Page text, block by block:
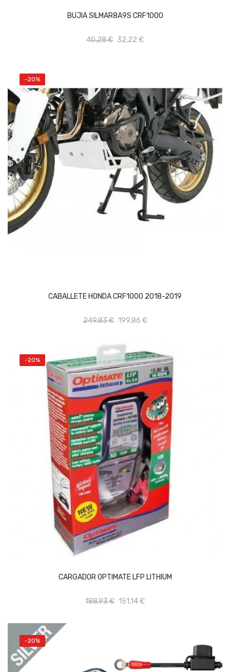
BUJIA SILMAR8A9S CRF1000
40,28 € 32,22 €
-20%
CABALLETE HONDA CRF1000 2018-2019
249,83 € 199,86 €
-20%
CARGADOR OPTIMATE LFP LITHIUM
188,93 € 151,14 €
-20%